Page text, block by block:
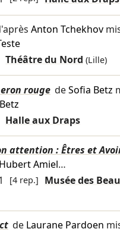
Anton Tchekhov
Théâtre du Nord (Lille)
rouge deSofia Betz
Halle aux Draps
attention : Êtres et
Hubert Amiel…
[4 rep.]
Musée des
de Laurane Pardoen